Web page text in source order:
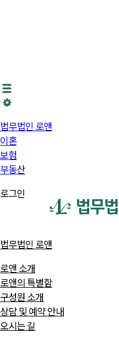
법무법인 로앤
이혼
보험
부동산
로그인
법무법인 로앤
로앤 소개
로앤의 특별함
구성원 소개
상담 및 예약 안내
오시는 길